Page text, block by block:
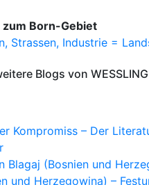
Born-Gebiet
Strassen, Industrie =
Blogs von
Kompromiss – Der
Blagaj (Bosnien und
und Herzegowina) –